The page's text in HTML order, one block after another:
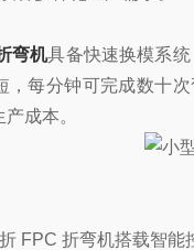
弯机具备快速换模系
每分钟可完成数十
成本。
FPC 折弯机搭载智